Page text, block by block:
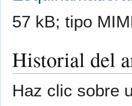
57 kB; tipo
Historial del
Haz clic sobre